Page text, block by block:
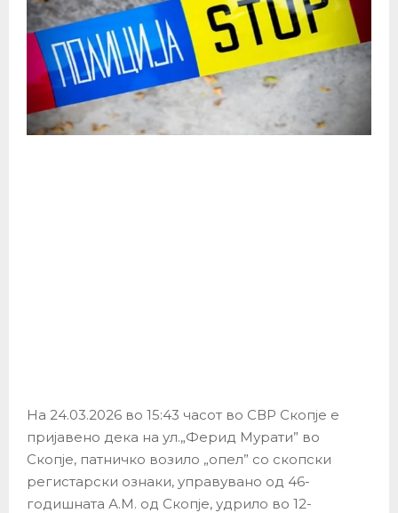
На 24.03.2026 во 15:43 часот во СВР Скопје е
пријавено дека на ул.„Ферид Мурати” во
Скопје, патничко возило „опел” со скопски
регистарски ознаки, управувано од 46-
годишната А.М. од Скопје, удрило во 12-